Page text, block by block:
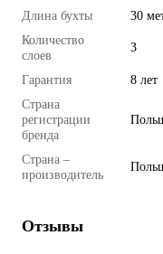
Длина бухты
30
Количество
слоев
3
Гарантия
8 лет
Страна
регистрации
бренда
Страна –
производитель
Отзывы